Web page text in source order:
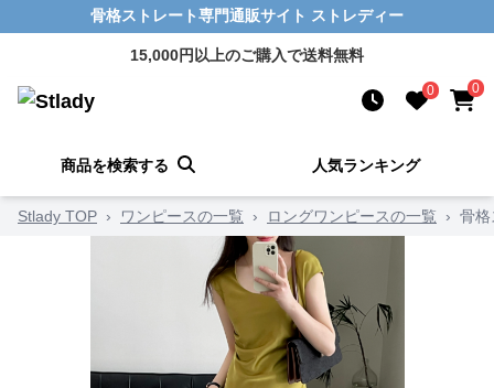
骨格ストレート専門通販サイト ストレディー
15,000円以上のご購入で送料無料
0 0
商品を検索する 人気ランキング
Stlady TOP › ワンピースの一覧 › ロングワンピースの一覧 › 骨格